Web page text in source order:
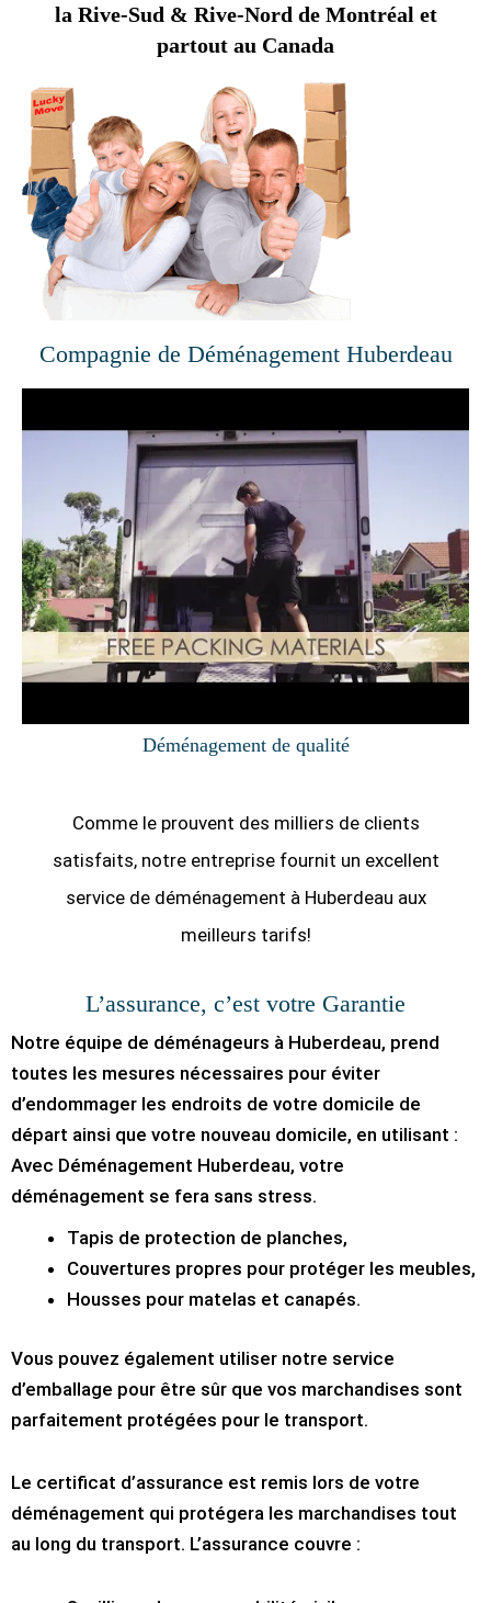
la Rive-Sud & Rive-Nord de Montréal et
partout au Canada
Compagnie de Déménagement Huberdeau
Déménagement de qualité
Comme le prouvent des milliers de clients
satisfaits, notre entreprise fournit un excellent
service de déménagement à Huberdeau aux
meilleurs tarifs!
L’assurance, c’est votre Garantie
Notre équipe de déménageurs à Huberdeau, prend
toutes les mesures nécessaires pour éviter
d’endommager les endroits de votre domicile de
départ ainsi que votre nouveau domicile, en utilisant :
Avec Déménagement Huberdeau, votre
déménagement se fera sans stress.
Tapis de protection de planches,
Couvertures propres pour protéger les meubles,
Housses pour matelas et canapés.
Vous pouvez également utiliser notre service
d’emballage pour être sûr que vos marchandises sont
parfaitement protégées pour le transport.
Le certificat d’assurance est remis lors de votre
déménagement qui protégera les marchandises tout
au long du transport. L’assurance couvre :